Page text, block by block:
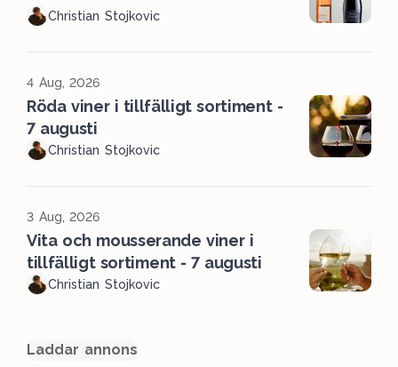
Christian Stojkovic
4 Aug, 2026
Röda viner i tillfälligt sortiment -
7 augusti
Christian Stojkovic
3 Aug, 2026
Vita och mousserande viner i
tillfälligt sortiment - 7 augusti
Christian Stojkovic
Laddar annons